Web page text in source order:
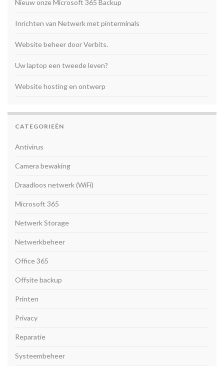
Nieuw onze Microsoft 365 Backup
Inrichten van Netwerk met pinterminals
Website beheer door Verbits.
Uw laptop een tweede leven?
Website hosting en ontwerp
CATEGORIEËN
Antivirus
Camera bewaking
Draadloos netwerk (WiFi)
Microsoft 365
Netwerk Storage
Netwerkbeheer
Office 365
Offsite backup
Printen
Privacy
Reparatie
Systeembeheer